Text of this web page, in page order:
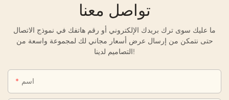
تواصل معنا
ما عليك سوى ترك بريدك الإلكتروني أو رقم هاتفك في نموذج الاتصال
حتى نتمكن من إرسال عرض أسعار مجاني لك لمجموعة واسعة من
التصاميم لدينا!
اسم